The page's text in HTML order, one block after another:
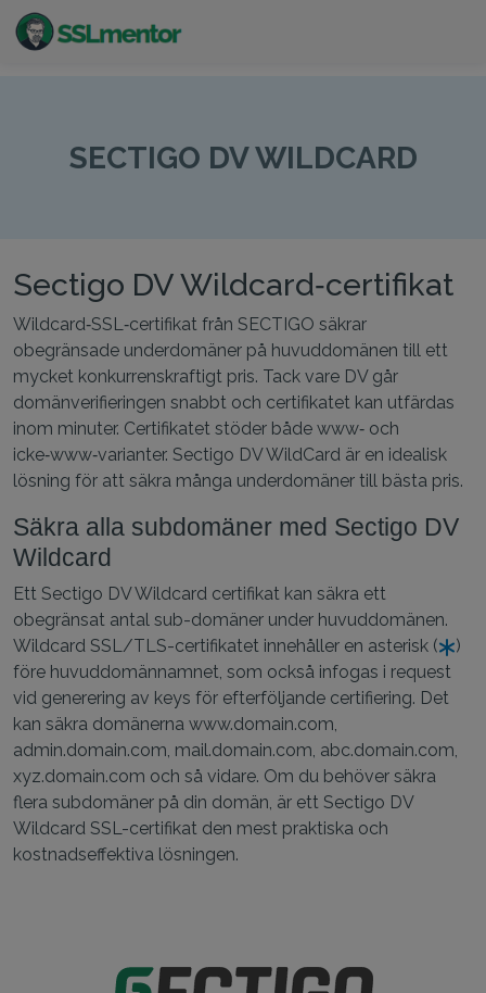
internetprojekt.
SECTIGO DV WILDCARD
Sectigo DV Wildcard‑certifikat
Wildcard‑SSL‑certifikat från SECTIGO säkrar
obegränsade underdomäner på huvuddomänen till ett
mycket konkurrenskraftigt pris. Tack vare DV går
domänverifieringen snabbt och certifikatet kan utfärdas
inom minuter. Certifikatet stöder både www‑ och
icke‑www‑varianter. Sectigo DV WildCard är en idealisk
lösning för att säkra många underdomäner till bästa pris.
Säkra alla subdomäner med Sectigo DV
Wildcard
Ett Sectigo DV Wildcard certifikat kan säkra ett
obegränsat antal sub-domäner under huvuddomänen.
Wildcard SSL/TLS-certifikatet innehåller en asterisk (
)
före huvuddomännamnet, som också infogas i request
vid generering av keys för efterföljande certifiering. Det
kan säkra domänerna www.domain.com,
admin.domain.com, mail.domain.com, abc.domain.com,
xyz.domain.com och så vidare. Om du behöver säkra
flera subdomäner på din domän, är ett Sectigo DV
Wildcard SSL-certifikat den mest praktiska och
kostnadseffektiva lösningen.